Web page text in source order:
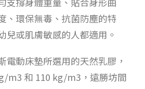
、環保無毒、抗菌防塵的特
兒或肌膚敏感的人都適用。
電動床墊所選用的天然乳膠，
m3 和 110 kg/m3，遠勝坊間